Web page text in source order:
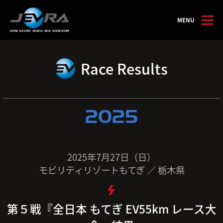
MENU
Race Results
2025
2025年7月27日（日）
モビリティリゾートもてぎ ／ 栃木県
第５戦『全日本 もてぎ EV55km レース大